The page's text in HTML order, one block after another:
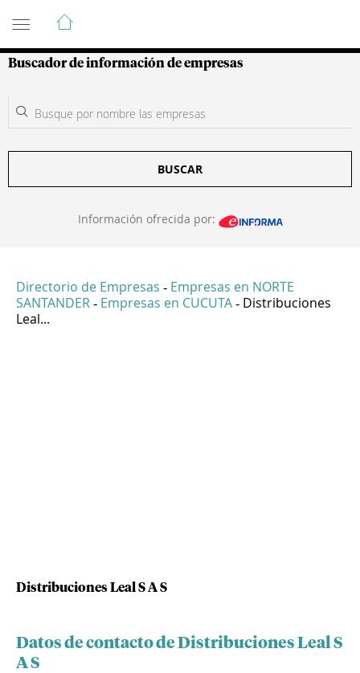
Guía de Empresas Colombianas
Buscador de información de empresas
BUSCAR
Información ofrecida por:
Directorio de Empresas - Empresas en NORTE
SANTANDER - Empresas en CUCUTA - Distribuciones
Leal...
Distribuciones Leal S A S
Datos de contacto de Distribuciones Leal S
A S